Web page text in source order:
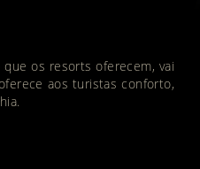
os resorts oferecem, vai
aos turistas conforto,